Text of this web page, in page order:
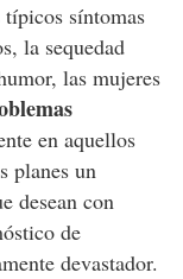
típicos síntomas
la sequedad
las mujeres
en aquellos
planes un
desean con
de
devastador.